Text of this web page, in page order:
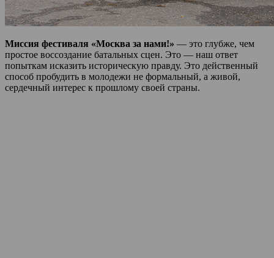
Миссия фестиваля «Москва за нами!» — это глубже, чем
простое воссоздание батальных сцен. Это — наш ответ
попыткам исказить историческую правду. Это действенный
способ пробудить в молодежи не формальный, а живой,
сердечный интерес к прошлому своей страны.